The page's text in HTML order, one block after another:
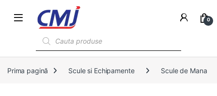
0
Prima pagină Scule si Echipamente Scule de Mana